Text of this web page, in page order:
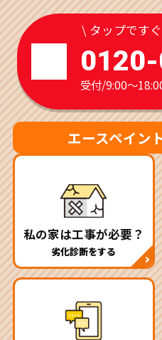
\ タップです
受付/9:00～
エースペイン
私の家は工事が必要？
劣化診断をする